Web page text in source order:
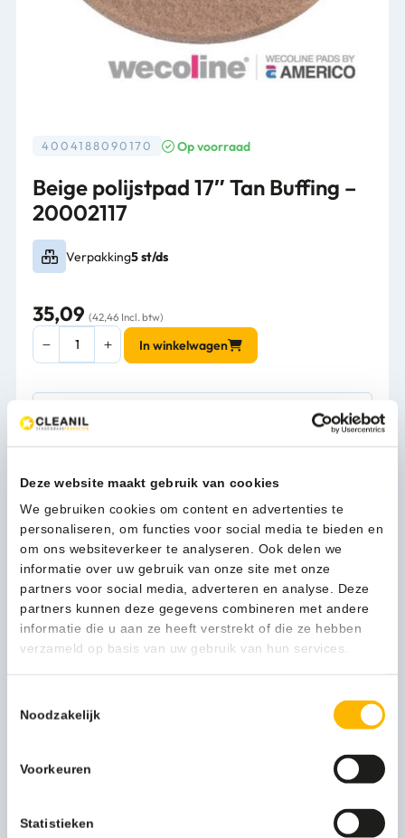
Deze website maakt gebruik van cookies
We gebruiken cookies om content en advertenties te
personaliseren, om functies voor social media te bieden en
om ons websiteverkeer te analyseren. Ook delen we
informatie over uw gebruik van onze site met onze
partners voor social media, adverteren en analyse. Deze
partners kunnen deze gegevens combineren met andere
informatie die u aan ze heeft verstrekt of die ze hebben
verzameld op basis van uw gebruik van hun services.
Noodzakelijk
Voorkeuren
Statistieken
4004188090170 Op voorraad
Beige polijstpad 17″ Tan Buffing –
20002117
Verpakking5 st/ds
35,09 (42,46 Incl. btw)
Beige
polijstpad
Tan
Buffing
-
In winkelwagen
Kan ik u helpen?
Neem contact op
Beschrijving
De Beige Polijst Pad is ontworpen voor vloeronderhoud:
lichte reinigingstaken en polijsten. Hij is gemaakt van
polyester vezels in een dicht non-woven structuurpatroon,
verlijmd met een sterke lijm.
produceert daarbij een hoge glans. Voor gebruik op een
Ideaal voor machines met snelheden tot 800 toeren.